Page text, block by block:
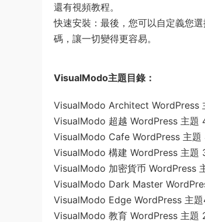
還有視頻教程。
快速安裝：最後，您可以自定義您
碼，讓一切變得更容易。
VisualModo主題目錄：
VisualModo Architect WordPress
VisualModo 超越 WordPress 主題
VisualModo Cafe WordPress 主題
VisualModo 構建 WordPress 主題
VisualModo 加密貨币 WordPress
VisualModo Dark Master
VisualModo Edge WordPress 主
VisualModo 教育 WordPress 主題